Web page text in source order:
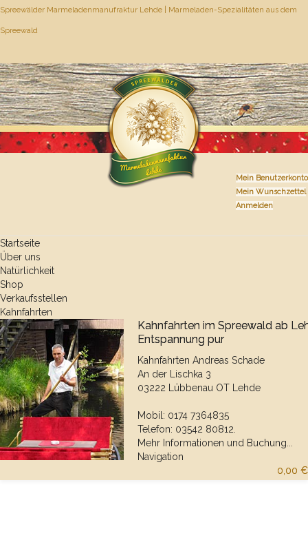
Spreewälder Marmeladenmanufraktur Lehde | Marmeladen-Spezialitäten aus dem
Spreewald
Mein Benutzerkonto
Mein Wunschzettel
Anmelden
Startseite
Über uns
Natürlichkeit
Shop
Verkaufsstellen
Kahnfahrten
Kahnfahrten im Spreewald ab
Entspannung pur
Kahnfahrten Andreas Schade
An der Lischka 3
03222 Lübbenau OT Lehde
Mobil: 0174 7364835
Telefon: 03542 80812.
Mehr Informationen und Buchung...
Navigation
0,00 €